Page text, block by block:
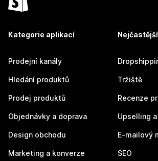
Kategorie aplikací
Prodejní kanály
Hledání produktů
Prodej produktů
Objednávky a doprava
Design obchodu
Marketing a konverze
Tržiště
Recenze
Upselling
E-mailový
SEO